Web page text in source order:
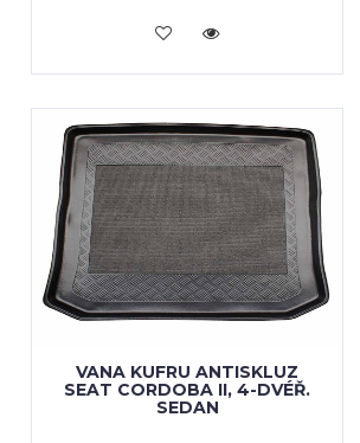
VLOŽIT DO KOŠÍKU
VANA KUFRU ANTISKLUZ
SEAT CORDOBA II, 4-DVÉŘ.
SEDAN